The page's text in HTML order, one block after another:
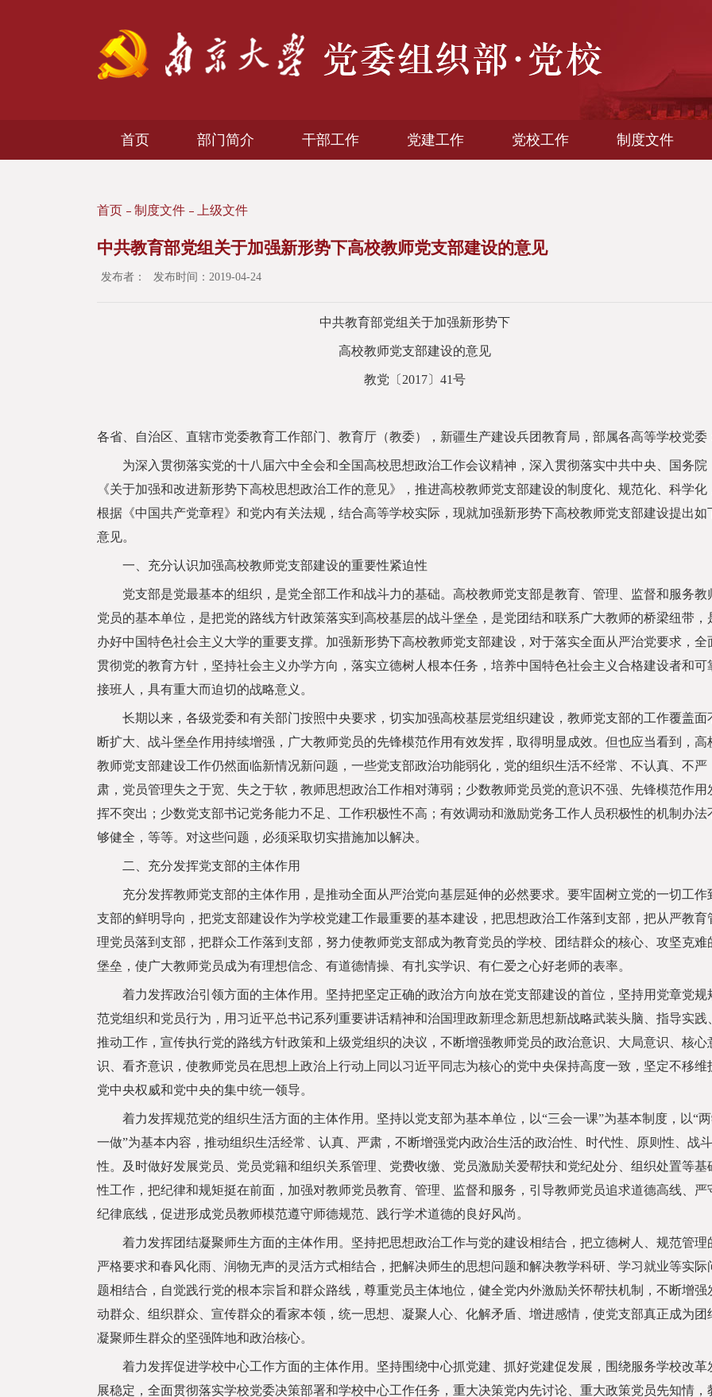
首页 部门简介 干部工作 党建工作 党校工作 制度文件
首页 制度文件 上级文件
中共教育部党组关于加强新形势下高校教师党支部建设的意见
发布者： 发布时间：2019-04-24
中共教育部党组关于加强新形势下
高校教师党支部建设的意见
教党〔2017〕41号
各省、自治区、直辖市党委教育工作部门、教育厅（教委），新疆生产建设兵团教育局，部属各高等学校党委
为深入贯彻落实党的十八届六中全会和全国高校思想政治工作会议精神，深入贯彻落实中共中央、国务院
《关于加强和改进新形势下高校思想政治工作的意见》，推进高校教师党支部建设的制度化、规范化、科学化
根据《中国共产党章程》和党内有关法规，结合高等学校实际，现就加强新形势下高校教师党支部建设提出如
意见。
一、充分认识加强高校教师党支部建设的重要性紧迫性
党支部是党最基本的组织，是党全部工作和战斗力的基础。高校教师党支部是教育、管理、监督和服务教
党员的基本单位，是把党的路线方针政策落实到高校基层的战斗堡垒，是党团结和联系广大教师的桥梁纽带，
办好中国特色社会主义大学的重要支撑。加强新形势下高校教师党支部建设，对于落实全面从严治党要求，全
贯彻党的教育方针，坚持社会主义办学方向，落实立德树人根本任务，培养中国特色社会主义合格建设者和可
接班人，具有重大而迫切的战略意义。
长期以来，各级党委和有关部门按照中央要求，切实加强高校基层党组织建设，教师党支部的工作覆盖面
断扩大、战斗堡垒作用持续增强，广大教师党员的先锋模范作用有效发挥，取得明显成效。但也应当看到，高
教师党支部建设工作仍然面临新情况新问题，一些党支部政治功能弱化，党的组织生活不经常、不认真、不严
肃，党员管理失之于宽、失之于软，教师思想政治工作相对薄弱；少数教师党员党的意识不强、先锋模范作用
挥不突出；少数党支部书记党务能力不足、工作积极性不高；有效调动和激励党务工作人员积极性的机制办法
够健全，等等。对这些问题，必须采取切实措施加以解决。
二、充分发挥党支部的主体作用
充分发挥教师党支部的主体作用，是推动全面从严治党向基层延伸的必然要求。要牢固树立党的一切工作
支部的鲜明导向，把党支部建设作为学校党建工作最重要的基本建设，把思想政治工作落到支部，把从严教育
理党员落到支部，把群众工作落到支部，努力使教师党支部成为教育党员的学校、团结群众的核心、攻坚克难
堡垒，使广大教师党员成为有理想信念、有道德情操、有扎实学识、有仁爱之心好老师的表率。
着力发挥政治引领方面的主体作用。坚持把坚定正确的政治方向放在党支部建设的首位，坚持用党章党规
范党组织和党员行为，用习近平总书记系列重要讲话精神和治国理政新理念新思想新战略武装头脑、指导实践
推动工作，宣传执行党的路线方针政策和上级党组织的决议，不断增强教师党员的政治意识、大局意识、核心
识、看齐意识，使教师党员在思想上政治上行动上同以习近平同志为核心的党中央保持高度一致，坚定不移维
党中央权威和党中央的集中统一领导。
着力发挥规范党的组织生活方面的主体作用。坚持以党支部为基本单位，以“三会一课”为基本制度，以“
一做”为基本内容，推动组织生活经常、认真、严肃，不断增强党内政治生活的政治性、时代性、原则性、战斗
性。及时做好发展党员、党员党籍和组织关系管理、党费收缴、党员激励关爱帮扶和党纪处分、组织处置等基
性工作，把纪律和规矩挺在前面，加强对教师党员教育、管理、监督和服务，引导教师党员追求道德高线、严
纪律底线，促进形成党员教师模范遵守师德规范、践行学术道德的良好风尚。
着力发挥团结凝聚师生方面的主体作用。坚持把思想政治工作与党的建设相结合，把立德树人、规范管理
严格要求和春风化雨、润物无声的灵活方式相结合，把解决师生的思想问题和解决教学科研、学习就业等实际
题相结合，自觉践行党的根本宗旨和群众路线，尊重党员主体地位，健全党内外激励关怀帮扶机制，不断增强
动群众、组织群众、宣传群众的看家本领，统一思想、凝聚人心、化解矛盾、增进感情，使党支部真正成为团
凝聚师生群众的坚强阵地和政治核心。
着力发挥促进学校中心工作方面的主体作用。坚持围绕中心抓党建、抓好党建促发展，围绕服务学校改革
展稳定，全面贯彻落实学校党委决策部署和学校中心工作任务，重大决策党内先讨论、重大政策党员先知情，